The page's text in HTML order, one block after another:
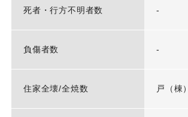
死者・行方不明者数 -
負傷者数 -
住家全壊/全焼数 戸（棟）